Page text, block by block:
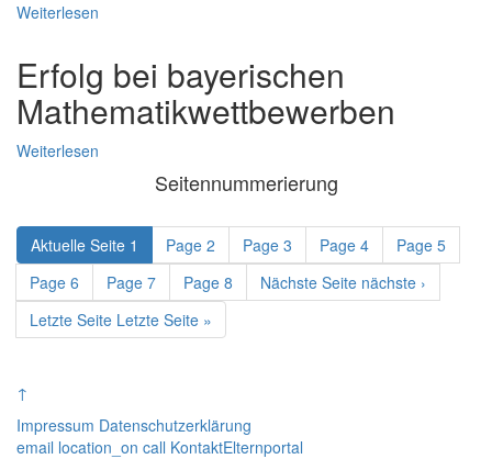
Weiterlesen
Erfolg bei bayerischen
Mathematikwettbewerben
Weiterlesen
Seitennummerierung
Aktuelle Seite 1 Page 2 Page 3 Page 4 Page 5
Page 6 Page 7 Page 8 Nächste Seite nächste ›
Letzte Seite Letzte Seite »
↑
Impressum Datenschutzerklärung
email location_on call KontaktElternportal